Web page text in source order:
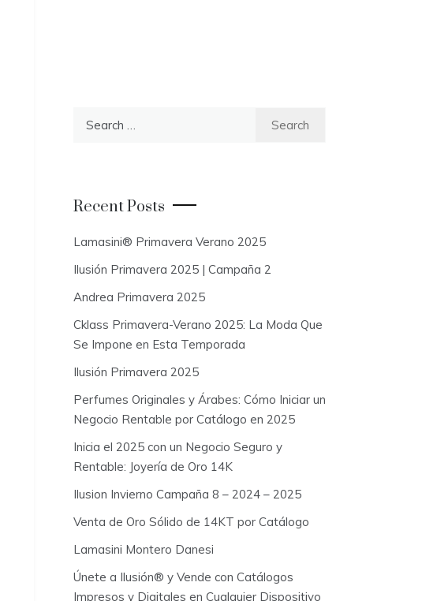
h
f
r
Recent Posts
Lamasini® Primavera Verano 2025
Ilusión Primavera 2025 | Campaña 2
Andrea Primavera 2025
Cklass Primavera-Verano 2025: La Moda Que
Se Impone en Esta Temporada
Ilusión Primavera 2025
Perfumes Originales y Árabes: Cómo Iniciar un
Negocio Rentable por Catálogo en 2025
Inicia el 2025 con un Negocio Seguro y
Rentable: Joyería de Oro 14K
Ilusion Invierno Campaña 8 – 2024 – 2025
Venta de Oro Sólido de 14KT por Catálogo
Lamasini Montero Danesi
Únete a Ilusión® y Vende con Catálogos
Impresos y Digitales en Cualquier Dispositivo